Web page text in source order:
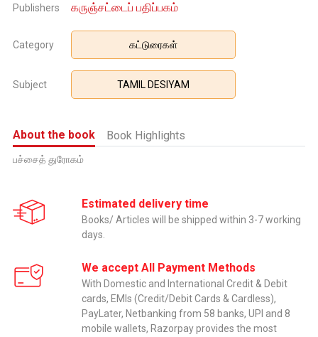
Publishers கருஞ்சட்டைப் பதிப்பகம்
Category கட்டுரைகள்
Subject TAMIL DESIYAM
About the book Book Highlights
பச்சைத் துரோகம்
Estimated delivery time
Books/ Articles will be shipped within 3-7 working
days.
We accept All Payment Methods
With Domestic and International Credit & Debit
cards, EMIs (Credit/Debit Cards & Cardless),
PayLater, Netbanking from 58 banks, UPI and 8
mobile wallets, Razorpay provides the most